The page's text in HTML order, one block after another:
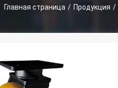
Главная страница / Продукция /